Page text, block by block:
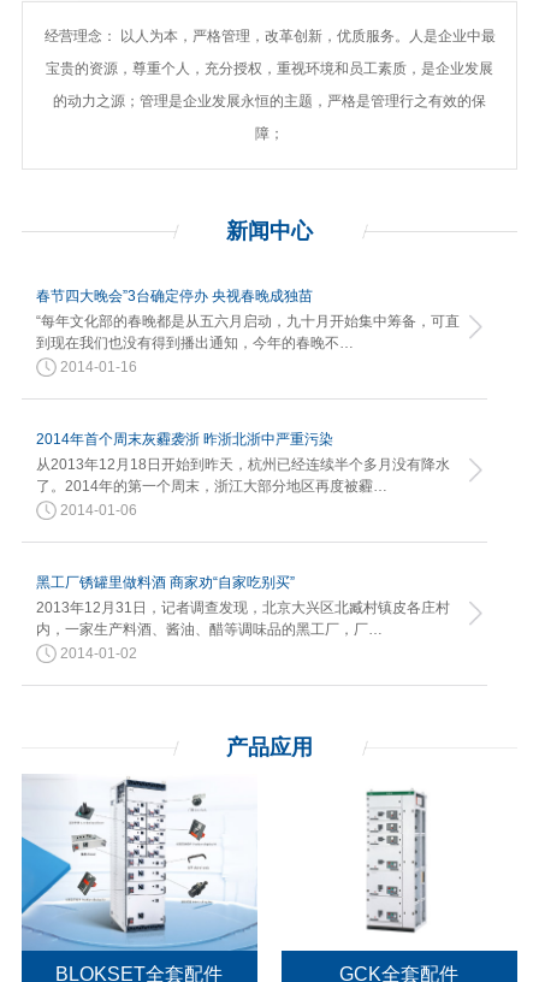
经营理念： 以人为本，严格管理，改革创新，优质服务。人是企业中最
宝贵的资源，尊重个人，充分授权，重视环境和员工素质，是企业发展
的动力之源；管理是企业发展永恒的主题，严格是管理行之有效的保
障；
新闻 中心
春节四大晚会”3台确定停办 央视春晚成独苗
“每年文化部的春晚都是从五六月启动，九十月开始集中筹备，可直
到现在我们也没有得到播出通知，今年的春晚不…
2014-01-16
2014年首个周末灰霾袭浙 昨浙北浙中严重污染
从2013年12月18日开始到昨天，杭州已经连续半个多月没有降水
了。2014年的第一个周末，浙江大部分地区再度被霾…
2014-01-06
黑工厂锈罐里做料酒 商家劝“自家吃别买”
2013年12月31日，记者调查发现，北京大兴区北臧村镇皮各庄村
内，一家生产料酒、酱油、醋等调味品的黑工厂，厂…
2014-01-02
产品应用
BLOKSET全套配件 GCK全套配件